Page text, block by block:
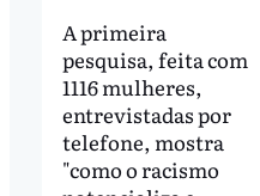
A primeira
pesquisa, feita com
1116 mulheres,
entrevistadas por
telefone, mostra
"como o racismo